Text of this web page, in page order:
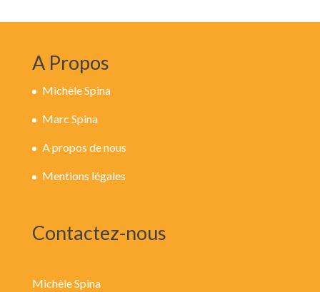
A Propos
Michèle Spina
Marc Spina
A propos de nous
Mentions légales
Contactez-nous
Michèle Spina